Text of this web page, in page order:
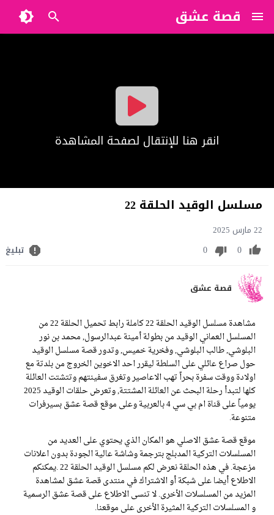
قصة عشق
?>
انقر هنا للإنتقال لصفحة المشاهدة
مسلسل الوقيد الحلقة 22
22 مارس 2025
0
0 تبليغ
قصة عشق
مشاهدة مسلسل الوقيد الحلقة 22 كاملة رابط تحميل الحلقة 22 من
المسلسل العماني الوقيد من بطولة أمينة عبدالرسول, محمد بن نور
البلوشي, طالب البلوشي, وفخرية خميس, وتدور قصة مسلسل الوقيد
حول صراع عائلي على السلطة ليقرر احد الاخوين الخروج من بلدتة مع
اولادة ووقت سفرة بحراً تهب الاعاصير وتغرق سفينتهم وتتشتت العائلة
كلها لتبدأ رحلة البحث عن العائلة المشتتة, وتعرض حلقات الوقيد 2025
يومياً على قناة ام بي سي 4 بالعربية وعلى موقع قصة عشق بسيرفرات
متنوعة.
موقع قصة عشق الاصلي هو المكان الذي يحتوي على العديد من
المسلسلات التركية المدبلج بترجمة وشاشة عالية الجودة بدون اعلانات
مزعجة. في هذه الحلقة نعرض لكم مسلسل الوقيد الحلقة 22 .يمكنكم
الاطلاع أيضا على شبكة أو الاشتراك في منتدى قصة عشق لمشاهدة
المزيد من المسلسلات الأخرى. لا تنسى الاطلاع على قصة عشق الرسمية
و المسلسلات التركية المثيرة الأخرى على موقعنا.